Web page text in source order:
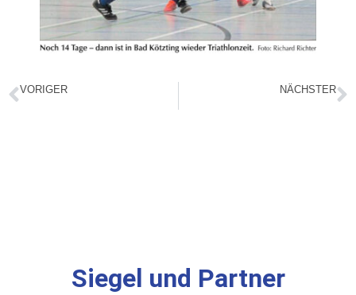
VORIGER NÄCHSTER
Siegel und Partner